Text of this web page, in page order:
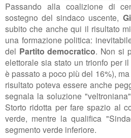
Passando alla coalizione di
sostegno del sindaco uscente,
subito che anche qui il risultato
una formazione politica:
del Partito democratico. Non si
elettorale sia stato un trionfo per
è passato a poco più del 16%),
risultato poteva essere anche
segnala la soluzione
Storto ridotta per fare spazio al
verde, mentre la qualifica
segmento verde inferiore.